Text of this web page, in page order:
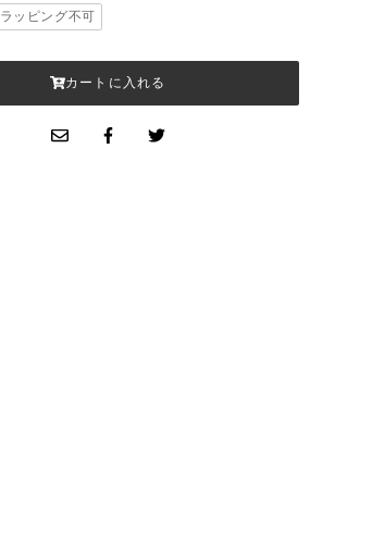
ラッピング不可
カートに入れる